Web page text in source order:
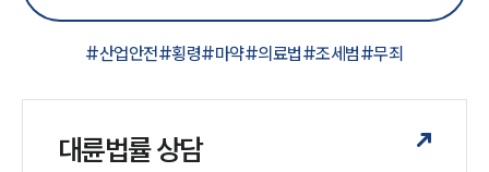
#산업안전#횡령#마약#의료법#조세범#무죄
대륜법률 상담